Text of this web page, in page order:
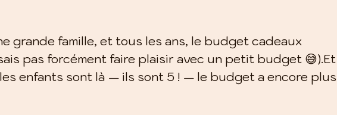
grande famille, et tous les ans, le budget cadeaux
pas forcément faire plaisir avec un petit budget 😅).Et
enfants sont là — ils sont 5 ! — le budget a encore plus